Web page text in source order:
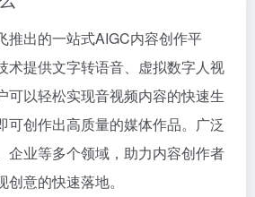
推出的一站式AIGC内容创作平
术提供文字转语音、虚拟数字人视
可以轻松实现音视频内容的快速生
可创作出高质量的媒体作品。广泛
企业等多个领域，助力内容创作者
意的快速落地。